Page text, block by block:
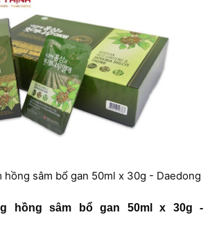
hồng sâm bổ gan 50ml x 30g - Daedong
hồng sâm bổ gan 50ml x 30g -